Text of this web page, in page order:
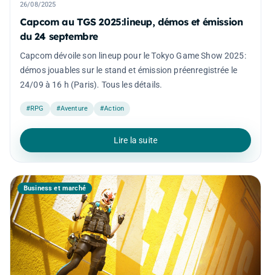
26/08/2025
Capcom au TGS 2025:lineup, démos et émission
du 24 septembre
Capcom dévoile son lineup pour le Tokyo Game Show 2025:
démos jouables sur le stand et émission préenregistrée le
24/09 à 16 h (Paris). Tous les détails.
#RPG #Aventure #Action
Lire la suite
Business et marché